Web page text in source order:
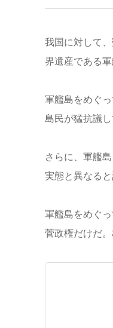
我国に対して
界遺産である軍
軍艦島をめぐ
島民が猛抗議し
さらに、軍艦
実態と異なる
軍艦島をめぐ
菅政権だけだ